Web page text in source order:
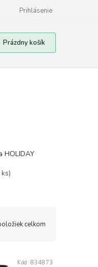
Prihlásenie
Nákupný
košík
Prázdny košík
HOLIDAY
celkom
Kód: 834873